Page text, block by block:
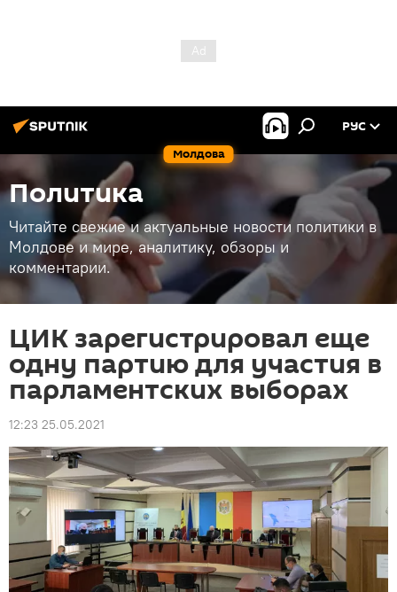
Молдова
РУС
Политика
Читайте свежие и актуальные новости политики в
Молдове и мире, аналитику, обзоры и
комментарии.
ЦИК зарегистрировал еще
одну партию для участия в
парламентских выборах
12:23 25.05.2021